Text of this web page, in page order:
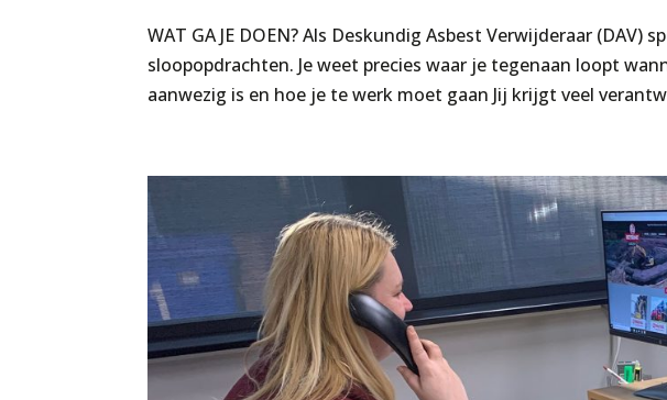
WAT GA JE DOEN? Als Deskundig Asbest Verwijderaar (DAV)
sloopopdrachten. Je weet precies waar je tegenaan loopt
aanwezig is en hoe je te werk moet gaan Jij krijgt veel